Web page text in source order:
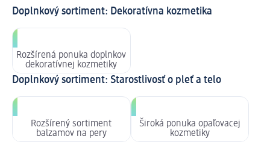
Doplnkový sortiment: Dekoratívna kozmetika
Rozšírená ponuka doplnkov
dekoratívnej kozmetiky
Doplnkový sortiment: Starostlivosť o pleť a telo
Rozšírený sortiment
balzamov na pery
Široká ponuka opaľovacej
kozmetiky